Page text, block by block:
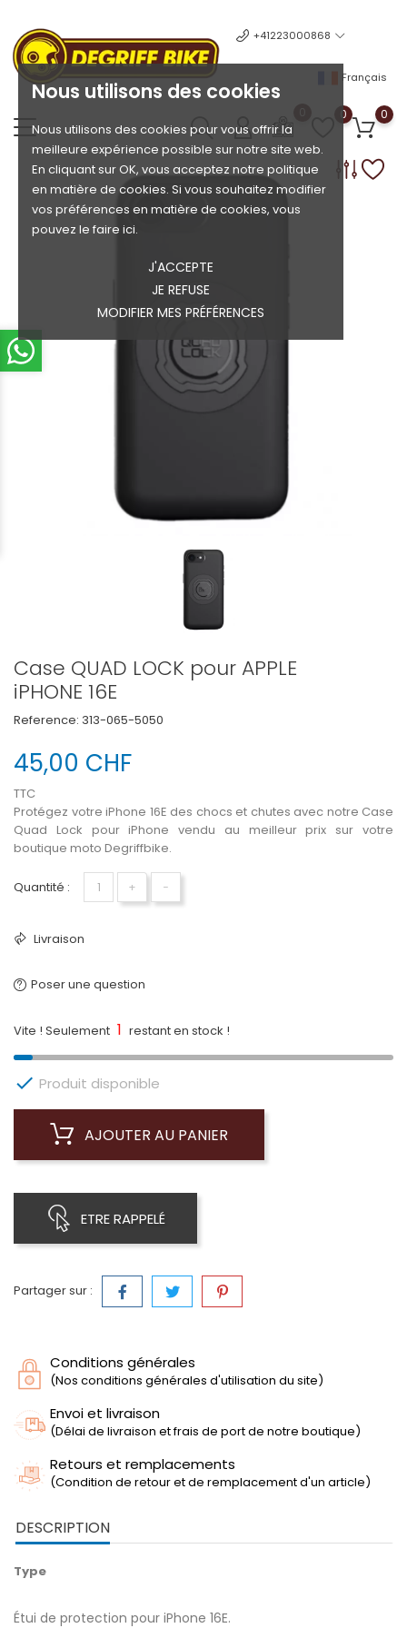
Nous utilisons des cookies
Nous utilisons des cookies pour vous offrir la
meilleure expérience possible sur notre site web.
En cliquant sur OK, vous acceptez notre politique
en matière de cookies. Si vous souhaitez modifier
vos préférences en matière de cookies, vous
pouvez le faire ici.
J'ACCEPTE
JE REFUSE
MODIFIER MES PRÉFÉRENCES
+41223000868
Français
0 0
Case QUAD LOCK pour APPLE
iPHONE 16E
Reference: 313-065-5050
45,00 CHF
TTC
Protégez votre iPhone 16E des chocs et chutes avec notre Case
Quad Lock pour iPhone vendu au meilleur prix sur votre
boutique moto Degriffbike.
Quantité : + −
Livraison
Poser une question
Vite ! Seulement 1 restant en stock !
 Produit disponible
AJOUTER AU PANIER
ETRE RAPPELÉ
Partager sur :
Conditions générales
(Nos conditions générales d'utilisation du site)
Envoi et livraison
(Délai de livraison et frais de port de notre boutique)
Retours et remplacements
(Condition de retour et de remplacement d'un article)
DESCRIPTION
Type
Étui de protection pour iPhone 16E.